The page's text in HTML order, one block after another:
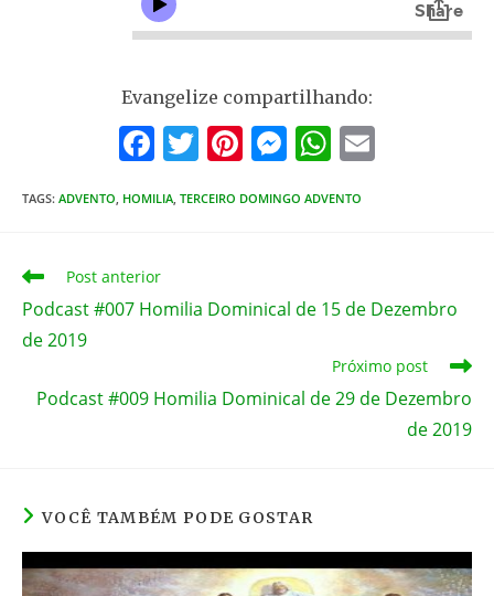
Evangelize compartilhando:
F
c
o
k
T
itt
Pi
er
M
ss
g
W
at
p
p
TAGS: ADVENTO, HOMILIA, TERCEIRO DOMINGO ADVENTO
Leia
mais
artigos
Post anterior
Podcast #007 Homilia Dominical de 15 de Dezembro
de 2019
Próximo post
Podcast #009 Homilia Dominical de 29 de Dezembro
de 2019
VOCÊ TAMBÉM PODE GOSTAR